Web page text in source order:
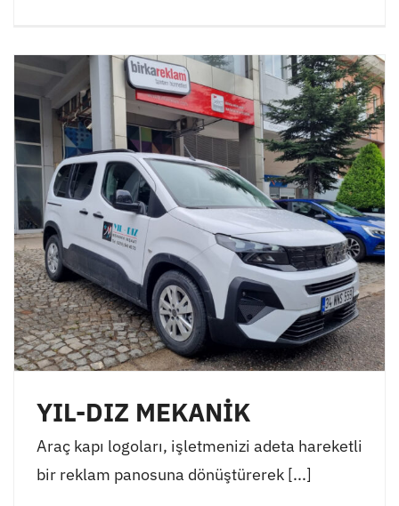
YIL-DIZ MEKANİK
Araç kapı logoları, işletmenizi adeta hareketli
bir reklam panosuna dönüştürerek [...]